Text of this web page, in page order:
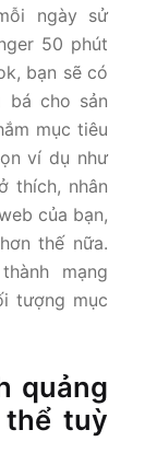
ngày sử
50 phút
bạn sẽ có
bá cho sản
mục tiêu
ví dụ như
thích, nhân
của bạn,
thế nữa.
mạng
tượng mục
quảng
thể tuỳ